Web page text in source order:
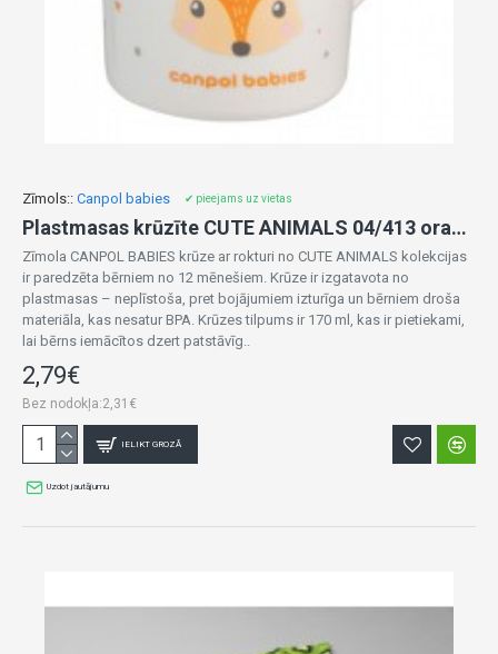
Zīmols:: Canpol babies ✔ pieejams uz vietas
Plastmasas krūzīte CUTE ANIMALS 04/413 orange FOX
Zīmola CANPOL BABIES krūze ar rokturi no CUTE ANIMALS kolekcijas
ir paredzēta bērniem no 12 mēnešiem. Krūze ir izgatavota no
plastmasas – neplīstoša, pret bojājumiem izturīga un bērniem droša
materiāla, kas nesatur BPA. Krūzes tilpums ir 170 ml, kas ir pietiekami,
lai bērns iemācītos dzert patstāvīg..
2,79€
Bez nodokļa:2,31€
IELIKT GROZĀ
Uzdot jautājumu